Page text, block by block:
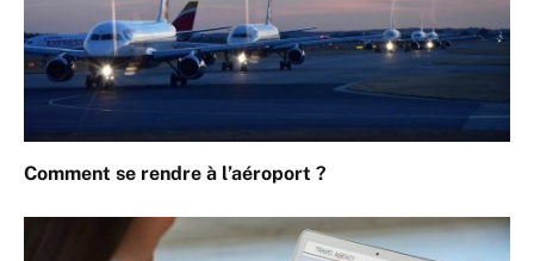
Comment se rendre à l’aéroport ?